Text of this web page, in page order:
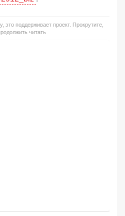
это поддерживает проект. Прокрутите,
читать